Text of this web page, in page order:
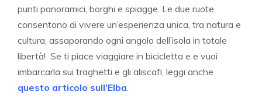
punti panoramici, borghi e spiagge. Le due ruote
consentono di vivere un’esperienza unica, tra natura e
cultura, assaporando ogni angolo dell’isola in totale
libertà! Se ti piace viaggiare in bicicletta e e vuoi
imbarcarla sui traghetti e gli aliscafi, leggi anche
questo articolo sull’Elba.